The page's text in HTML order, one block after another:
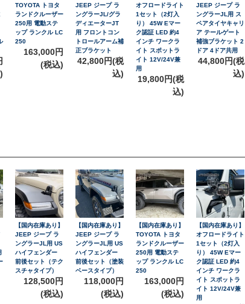
TOYOTA トヨタ
ランドクルーザー
250用 電動ステ
ップ ランクル LC
250
163,000円
(税込)
JEEP ジープ ラ
ングラーJL/グラ
ディエーターJT
用 フロントコン
トロールアーム補
正ブラケット
42,800円(税
込)
オフロードライト
1セット（2灯入
り） 45W Eマー
ク認証 LED 約4
インチ ワークラ
イト スポットラ
イト 12V/24V兼
用
19,800円(税
込)
JEEP ジープ ラ
ングラーJL用 ス
ペアタイヤキャリ
ア テールゲート
補強ブラケット 2
ドア 4ドア共用
44,800円(税
込)
【国内在庫あり】
JEEP ジープ ラ
ングラーJL用 US
ハイフェンダー
前後セット（テク
スチャタイプ）
128,500円
(税込)
【国内在庫あり】
JEEP ジープ ラ
ングラーJL用 US
ハイフェンダー
前後セット（塗装
ベースタイプ）
118,000円
(税込)
【国内在庫あり】
TOYOTA トヨタ
ランドクルーザー
250用 電動ステ
ップ ランクル LC
250
163,000円
(税込)
【国内在庫あり】
オフロードライト
1セット（2灯入
り） 45W Eマー
ク認証 LED 約4
インチ ワークラ
イト スポットラ
イト 12V/24V兼
用